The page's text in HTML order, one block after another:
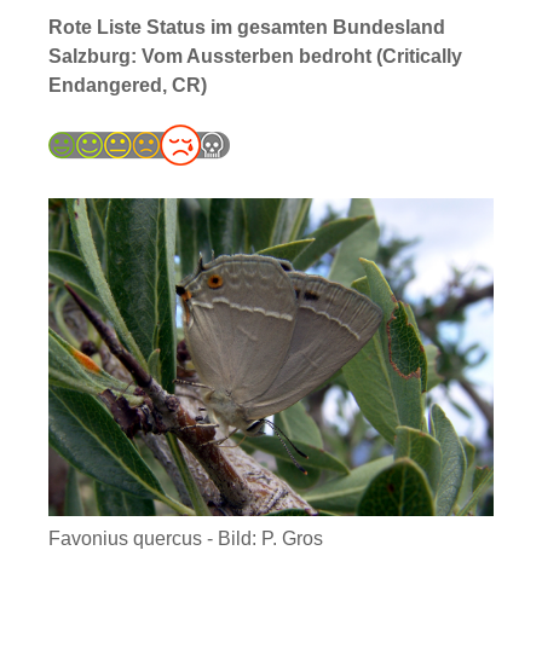
Rote Liste Status im gesamten Bundesland
Salzburg: Vom Aussterben bedroht (Critically
Endangered, CR)
Favonius quercus - Bild: P. Gros